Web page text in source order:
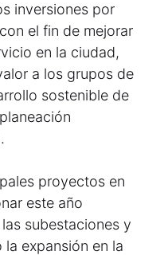
inversiones por
el fin de mejorar
en la ciudad,
a los grupos de
sostenible de
proyectos en
este año
subestaciones y
expansión en la